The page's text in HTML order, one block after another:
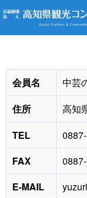
高知県観光コンベンショ
会員名
中芸
住所
高知
TEL
FAX
E-MAIL